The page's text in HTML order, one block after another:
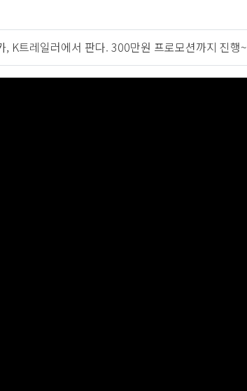
, K트레일러에서 판다. 300만원 프로모션까지 진행~